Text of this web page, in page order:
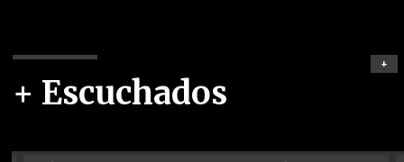
+ Escuchados
+